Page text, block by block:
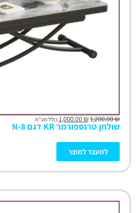
₪
1,200.00
₪ כולל מע"מ
שולחן טרנספורמר KR דגם N-8
למעבר למוצר